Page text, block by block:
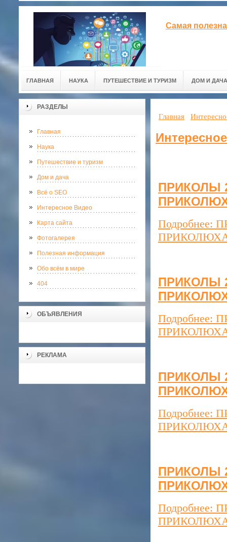
Самая
ГЛАВНАЯ НАУКА ПУТЕШЕСТВИЕ И ТУРИЗМ ДОМ И ДАЧА
РАЗДЕЛЫ
Главная
Наука
Путешествие и туризм
Дом и дача
Всё о SEO
Интересное Видео
Карта сайта
Фотогалерея
Полезная информация
Обо всём в мире
404
ОБЪЯВЛЕНИЯ
РЕКЛАМА
Главная
ПРИКОЛЫ
Подробнее:
ПРИКОЛЫ
Подробнее:
ПРИКОЛЫ
Подробнее:
ПРИКОЛЫ
Подробнее: